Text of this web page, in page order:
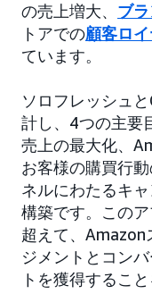
の売上増大、 ブ
トアでの顧客ロ
ています。
ソロフレッシュ
計し、4つの主要
売上の最大化、
お客様の購買行
ネルにわたるキ
構築です。この
超えて、Amazon
ジメントとコン
トを獲得するこ